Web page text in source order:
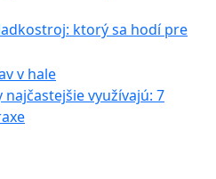
ktorý sa hodí pre
využívajú: 7